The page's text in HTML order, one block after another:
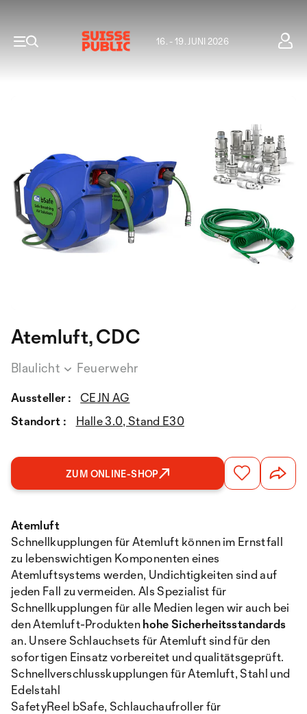
16. - 19. JUNI 2026
Atemluft, CDC
Blaulicht Feuerwehr
Aussteller :
CEJN AG
Standort :
Halle 3.0, Stand E30
ZUM ONLINE-SHOP
Atemluft
Schnellkupplungen für Atemluft können im Ernstfall
zu lebenswichtigen Komponenten eines
Atemluftsystems werden, Undichtigkeiten sind auf
jeden Fall zu vermeiden. Als Spezialist für
Schnellkupplungen für alle Medien legen wir auch bei
den Atemluft-Produktenhohe Sicherheitsstandards
an. Unsere Schlauchsets für Atemluft sind für den
sofortigen Einsatz vorbereitet und qualitätsgeprüft.
Schnellverschlusskupplungen für Atemluft, Stahl und
Edelstahl
SafetyReel bSafe, Schlauchaufroller für